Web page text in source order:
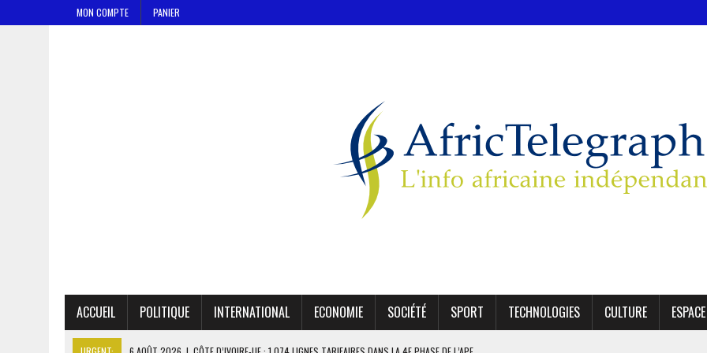
MON COMPTE PANIER
ACCUEIL POLITIQUE INTERNATIONAL ECONOMIE SOCIÉTÉ SPORT TECHNOLOGIES CULTURE